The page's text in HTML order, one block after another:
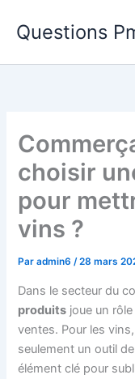
Questions
choisir
pour
vins ?
Paradmin6/28 mars
Dans le secteur du
produits joue un
ventes. Pour les
seulement un outil
élément clé pour